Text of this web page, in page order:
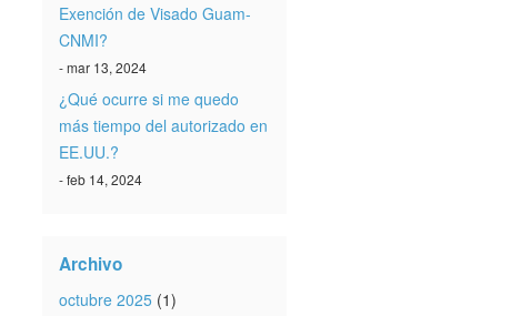
Exención de Visado Guam-
CNMI?
- mar 13, 2024
¿Qué ocurre si me quedo
más tiempo del autorizado en
EE.UU.?
- feb 14, 2024
Archivo
octubre 2025 (1)